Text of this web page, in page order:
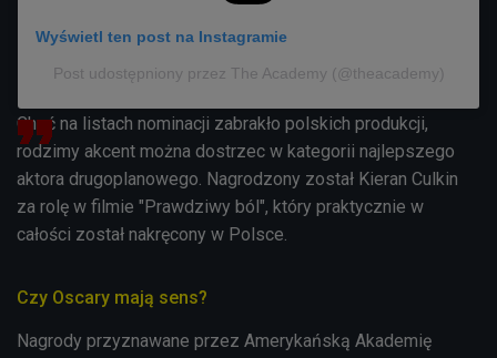
Wyświetl ten post na Instagramie
Post udostępniony przez The Academy (@theacademy)
Choć na listach nominacji zabrakło polskich produkcji,
rodzimy akcent można dostrzec w kategorii najlepszego
aktora drugoplanowego. Nagrodzony został Kieran Culkin
za rolę w filmie "Prawdziwy ból", który praktycznie w
całości został nakręcony w Polsce.
Czy Oscary mają sens?
Nagrody przyznawane przez Amerykańską Akademię